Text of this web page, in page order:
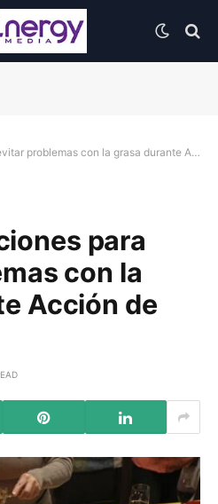
con la grasa durante Acción de Gracias
para
con la
Acción de